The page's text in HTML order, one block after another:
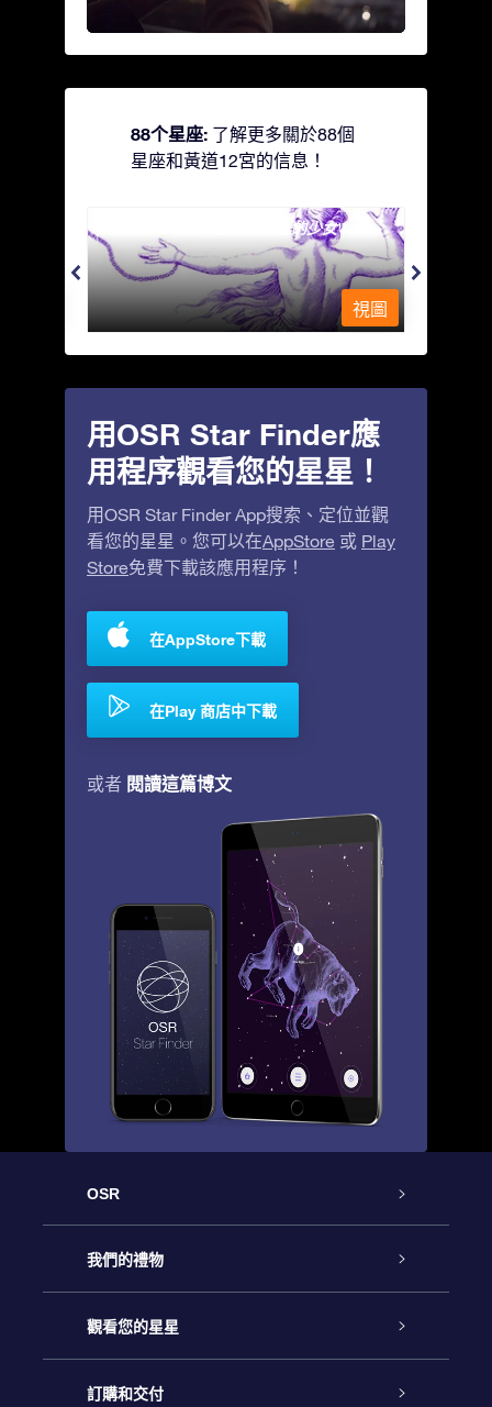
88个星座: 了解更多關於88個
星座和黃道12宮的信息！
Andromeda - 被鐵鍊鎖著的少女
視圖
用OSR Star Finder應
用程序觀看您的星星！
用OSR Star Finder App搜索、定位並觀
看您的星星。您可以在AppStore 或 Play
Store免費下載該應用程序！
在AppStore下載
在Play 商店中下載
或者 閱讀這篇博文
OSR
客戶服務
聯繫我們
博客
我們的禮物
Online Star禮物
OSR禮物包
觀看您的星星
星星注册
訂購和交付